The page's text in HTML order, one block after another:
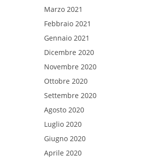
Marzo 2021
Febbraio 2021
Gennaio 2021
Dicembre 2020
Novembre 2020
Ottobre 2020
Settembre 2020
Agosto 2020
Luglio 2020
Giugno 2020
Aprile 2020